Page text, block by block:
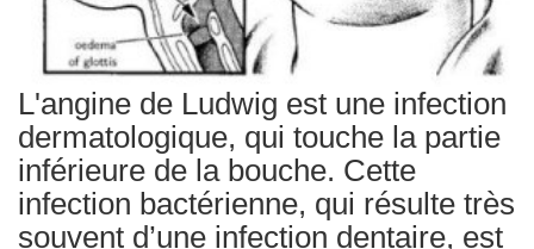
L'angine de Ludwig est une infection
dermatologique, qui touche la partie
inférieure de la bouche. Cette
infection bactérienne, qui résulte très
souvent d’une infection dentaire, est